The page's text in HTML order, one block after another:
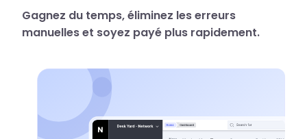
Gagnez du temps, éliminez les erreurs
manuelles et soyez payé plus rapidement.